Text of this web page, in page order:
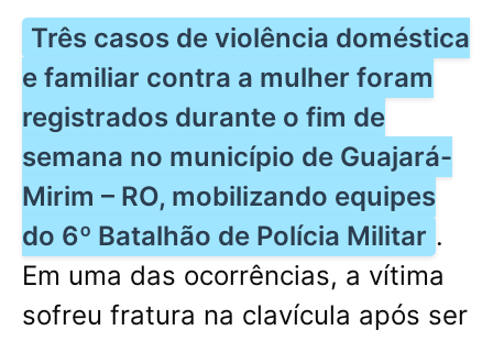
Três casos de violência doméstica
e familiar contra a mulher foram
registrados durante o fim de
semana no município de Guajará-
Mirim – RO, mobilizando equipes
do 6º Batalhão de Polícia Militar .
Em uma das ocorrências, a vítima
sofreu fratura na clavícula após ser